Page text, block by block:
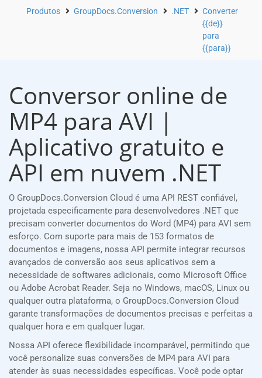
Produtos GroupDocs.Conversion .NET
Converter
{{de}}
para
{{para}}
Conversor online de
MP4 para AVI |
Aplicativo gratuito e
API em nuvem .NET
O GroupDocs.Conversion Cloud é uma API REST confiável,
projetada especificamente para desenvolvedores .NET que
precisam converter documentos do Word (MP4) para AVI sem
esforço. Com suporte para mais de 153 formatos de
documentos e imagens, nossa API permite integrar recursos
avançados de conversão aos seus aplicativos sem a
necessidade de softwares adicionais, como Microsoft Office
ou Adobe Acrobat Reader. Seja no Windows, macOS, Linux ou
qualquer outra plataforma, o GroupDocs.Conversion Cloud
garante transformações de documentos precisas e perfeitas a
qualquer hora e em qualquer lugar.
Nossa API oferece flexibilidade incomparável, permitindo que
você personalize suas conversões de MP4 para AVI para
atender às suas necessidades específicas. Você pode optar